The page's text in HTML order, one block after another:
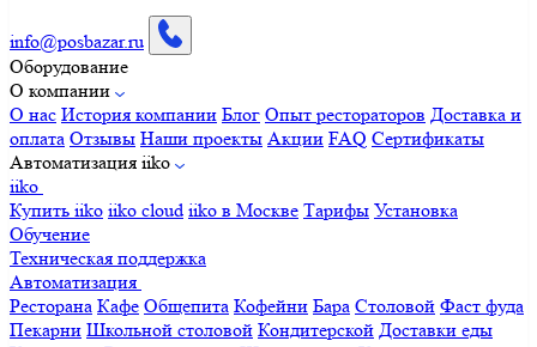
info@posbazar.ru
Оборудование
О компании
О нас История компании Блог Опыт рестораторов Доставка и
оплата Отзывы Наши проекты Акции FAQ Сертификаты
Автоматизация iiko
iiko
Купить iiko iiko cloud iiko в Москве Тарифы Установка
Обучение
Техническая поддержка
Автоматизация
Ресторана Кафе Общепита Кофейни Бара Столовой Фаст фуда
Пекарни Школьной столовой Кондитерской Доставки еды